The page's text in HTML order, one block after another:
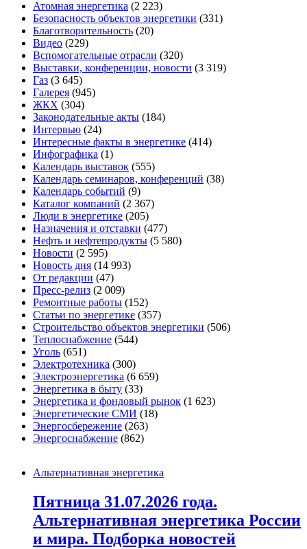
Атомная энергетика (2 223)
Безопасность объектов энергетики (331)
Благотворительность (20)
Видео (229)
Вспомогательные отрасли (320)
Выставки, конференции, новости (3 319)
Газ (3 645)
Галерея (945)
ЖКХ (304)
Законодательные акты (184)
Интервью (24)
Интересные факты в энергетике (414)
Инфографика (1)
Календарь выставок (555)
Календарь семинаров, конференций (38)
Календарь событий (9)
Каталог компаний (2 367)
Люди в энергетике (205)
Назначения и отставки (477)
Нефть и нефтепродукты (5 580)
Новости (2 595)
Новость дня (14 993)
От редакции (47)
Пресс-релиз (2 009)
Ремонтные работы (152)
Статьи по энергетике (357)
Строительство объектов энергетики (506)
Теплоснабжение (544)
Уголь (651)
Электротехника (300)
Электроэнергетика (6 659)
Энергетика в быту (33)
Энергетика и фондовый рынок (1 623)
Энергетические СМИ (18)
Энергосбережение (263)
Энергоснабжение (862)
Альтернативная энергетика
Пятница 31.07.2026 года.
Альтернативная энергетика России
и мира. Подборка новостей